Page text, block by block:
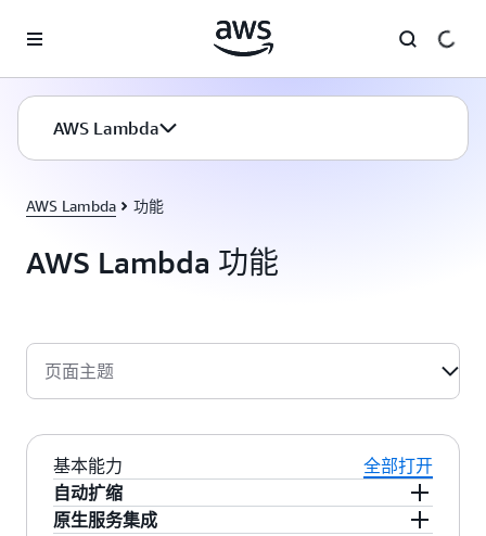
AWS Lambda
AWS Lambda 功能
AWS Lambda 功能
页面主题
基本能力
全部打开
自动扩缩
原生服务集成